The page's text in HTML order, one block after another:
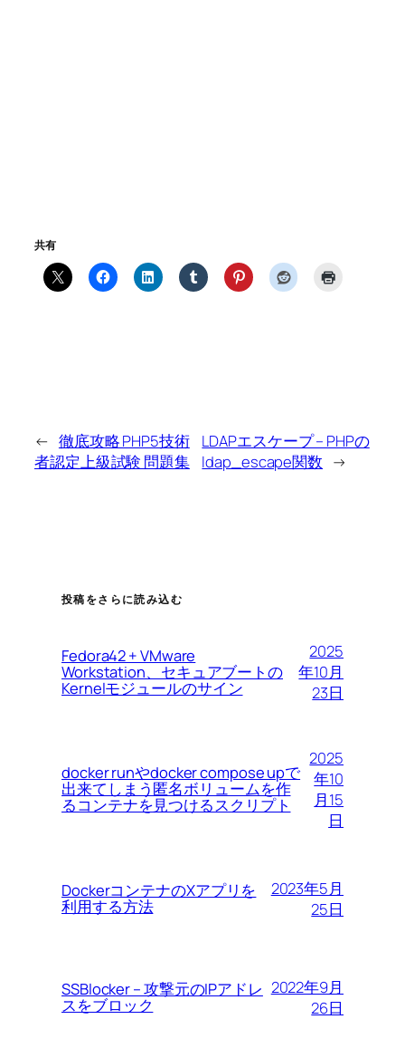
共有
← 徹底攻略 PHP5技術
者認定上級試験 問題集
LDAPエスケープ – PHPの
ldap_escape関数 →
投稿をさらに読み込む
Fedora42 + VMware
Workstation、セキュアブートの
Kernelモジュールのサイン
2025
年10月
23日
docker runやdocker compose upで
出来てしまう匿名ボリュームを作
るコンテナを見つけるスクリプト
2025
年10
月15
日
DockerコンテナのXアプリを
利用する方法
2023年5月
25日
SSBlocker – 攻撃元のIPアドレ
スをブロック
2022年9月
26日